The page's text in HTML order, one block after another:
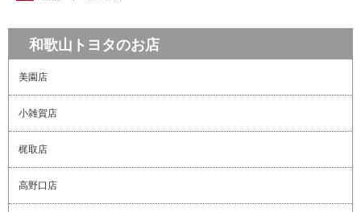
和歌山トヨタのお店
美園店
小雑賀店
梶取店
高野口店